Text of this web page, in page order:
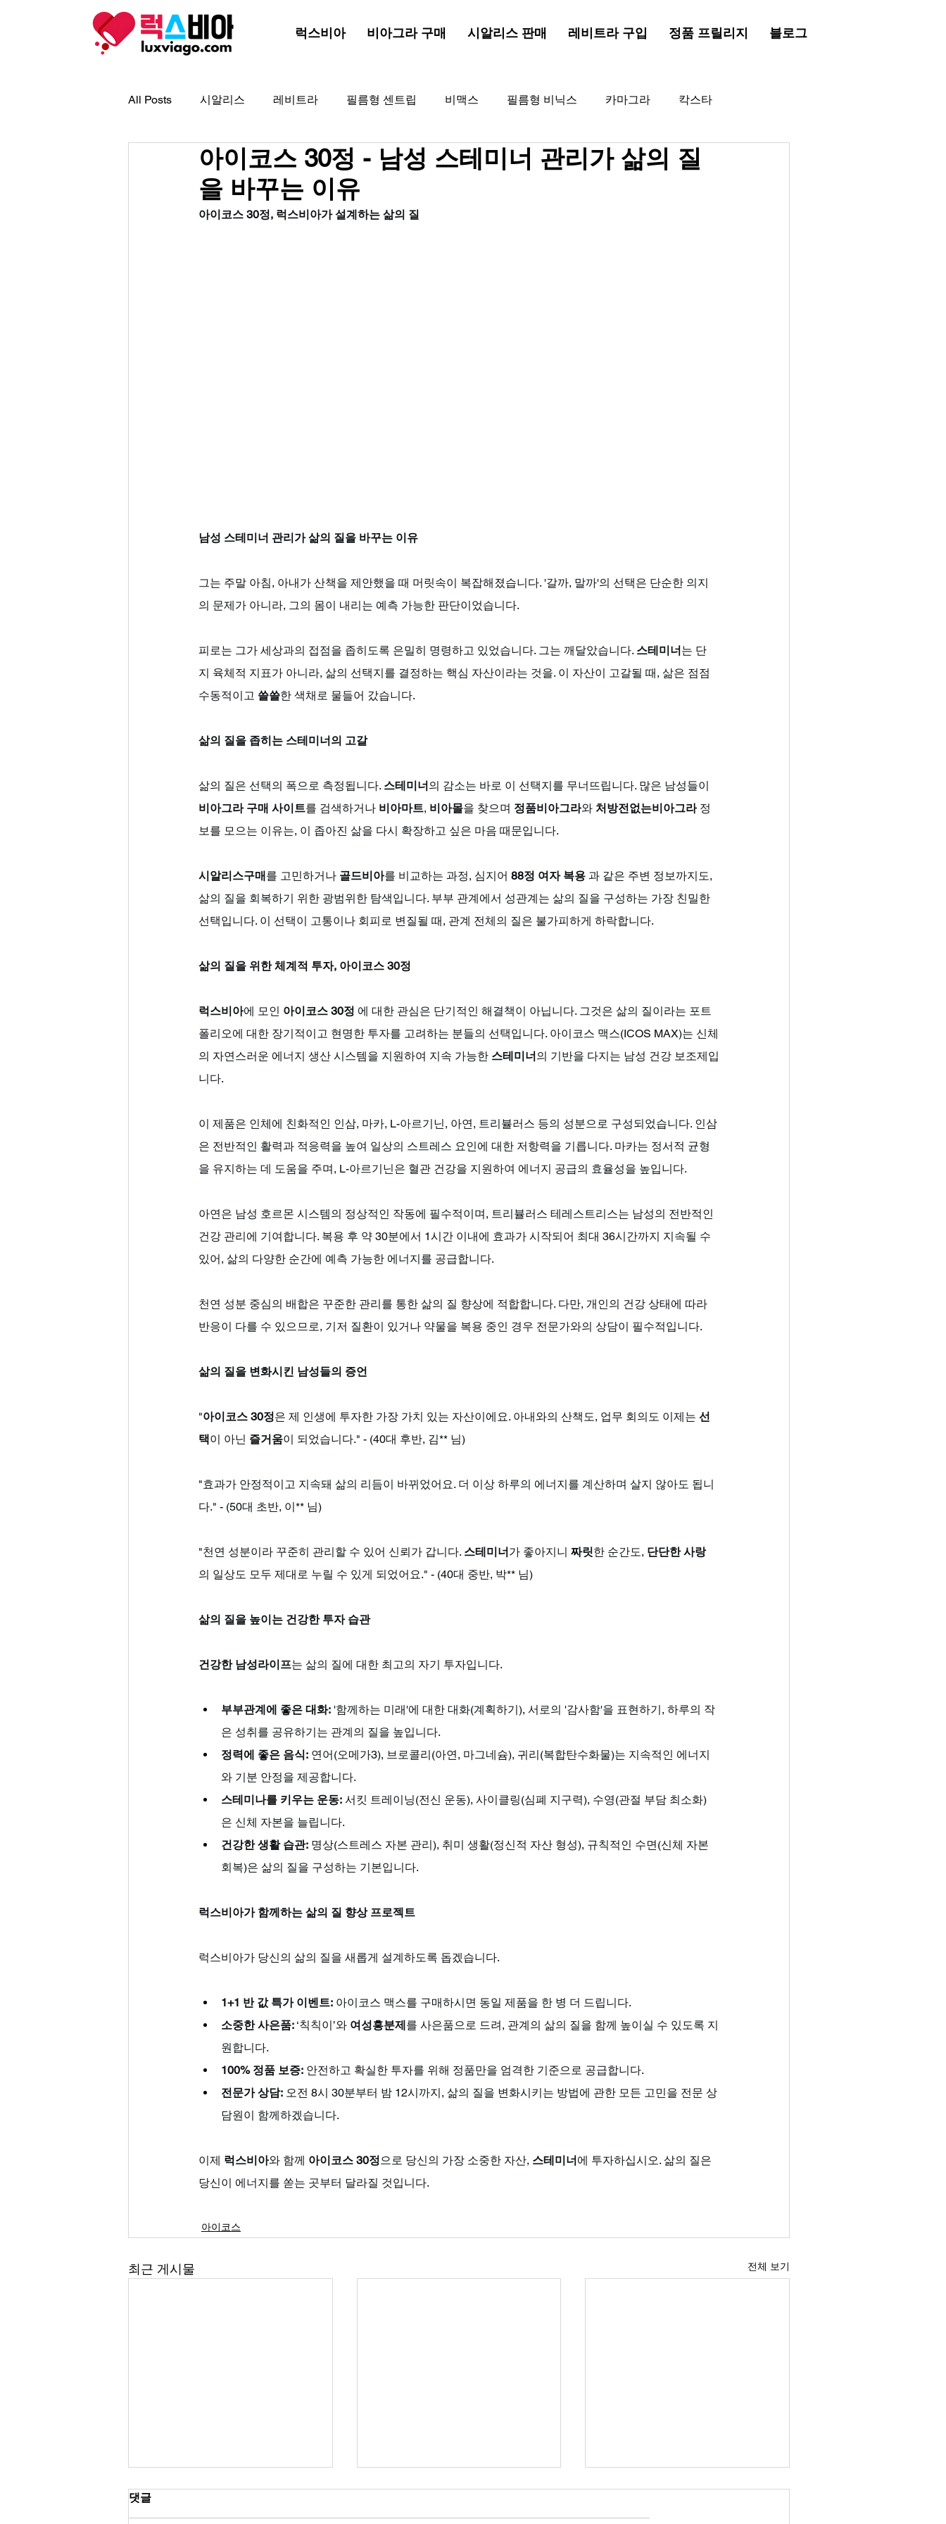
럭스비아 비아그라 구매 시알리스 판매 레비트라 구입 정품 프릴리지 블로그
All Posts 시알리스 레비트라 필름형 센트립 비맥스 필름형 비닉스 카마그라 칵스타
아드레닌 아이코스 골드드래곤 해포쿠 골드비아그라 비아그라 골드시알리스
프로코밀
아이코스 30정 - 남성 스테미너 관리가 삶의 질
을 바꾸는 이유
아이코스 30정, 럭스비아가 설계하는 삶의 질
남성 스테미너 관리가 삶의 질을 바꾸는 이유
그는 주말 아침, 아내가 산책을 제안했을 때 머릿속이 복잡해졌습니다. '갈까, 말까'의 선택은 단순한 의지
의 문제가 아니라, 그의 몸이 내리는 예측 가능한 판단이었습니다.
피로는 그가 세상과의 접점을 좁히도록 은밀히 명령하고 있었습니다. 그는 깨달았습니다. 스테미너는 단
지 육체적 지표가 아니라, 삶의 선택지를 결정하는 핵심 자산이라는 것을. 이 자산이 고갈될 때, 삶은 점점
수동적이고 쓸쓸한 색채로 물들어 갔습니다.
삶의 질을 좁히는 스테미너의 고갈
삶의 질은 선택의 폭으로 측정됩니다. 스테미너의 감소는 바로 이 선택지를 무너뜨립니다. 많은 남성들이
비아그라 구매 사이트를 검색하거나 비아마트, 비아몰을 찾으며 정품비아그라와 처방전없는비아그라 정
보를 모으는 이유는, 이 좁아진 삶을 다시 확장하고 싶은 마음 때문입니다.
시알리스구매를 고민하거나 골드비아를 비교하는 과정, 심지어 88정 여자 복용 과 같은 주변 정보까지도,
삶의 질을 회복하기 위한 광범위한 탐색입니다. 부부 관계에서 성관계는 삶의 질을 구성하는 가장 친밀한
선택입니다. 이 선택이 고통이나 회피로 변질될 때, 관계 전체의 질은 불가피하게 하락합니다.
삶의 질을 위한 체계적 투자, 아이코스 30정
럭스비아에 모인 아이코스 30정 에 대한 관심은 단기적인 해결책이 아닙니다. 그것은 삶의 질이라는 포트
폴리오에 대한 장기적이고 현명한 투자를 고려하는 분들의 선택입니다. 아이코스 맥스(ICOS MAX)는 신체
의 자연스러운 에너지 생산 시스템을 지원하여 지속 가능한 스테미너의 기반을 다지는 남성 건강 보조제입
니다.
이 제품은 인체에 친화적인 인삼, 마카, L-아르기닌, 아연, 트리뷸러스 등의 성분으로 구성되었습니다. 인삼
은 전반적인 활력과 적응력을 높여 일상의 스트레스 요인에 대한 저항력을 기릅니다. 마카는 정서적 균형
을 유지하는 데 도움을 주며, L-아르기닌은 혈관 건강을 지원하여 에너지 공급의 효율성을 높입니다.
아연은 남성 호르몬 시스템의 정상적인 작동에 필수적이며, 트리뷸러스 테레스트리스는 남성의 전반적인
건강 관리에 기여합니다. 복용 후 약 30분에서 1시간 이내에 효과가 시작되어 최대 36시간까지 지속될 수
있어, 삶의 다양한 순간에 예측 가능한 에너지를 공급합니다.
천연 성분 중심의 배합은 꾸준한 관리를 통한 삶의 질 향상에 적합합니다. 다만, 개인의 건강 상태에 따라
반응이 다를 수 있으므로, 기저 질환이 있거나 약물을 복용 중인 경우 전문가와의 상담이 필수적입니다.
삶의 질을 변화시킨 남성들의 증언
"아이코스 30정은 제 인생에 투자한 가장 가치 있는 자산이에요. 아내와의 산책도, 업무 회의도 이제는 선
택이 아닌 즐거움이 되었습니다." - (40대 후반, 김** 님)
"효과가 안정적이고 지속돼 삶의 리듬이 바뀌었어요. 더 이상 하루의 에너지를 계산하며 살지 않아도 됩니
다." - (50대 초반, 이** 님)
"천연 성분이라 꾸준히 관리할 수 있어 신뢰가 갑니다. 스테미너가 좋아지니 짜릿한 순간도, 단단한 사랑
의 일상도 모두 제대로 누릴 수 있게 되었어요." - (40대 중반, 박** 님)
삶의 질을 높이는 건강한 투자 습관
건강한 남성라이프는 삶의 질에 대한 최고의 자기 투자입니다.
부부관계에 좋은 대화: '함께하는 미래'에 대한 대화(계획하기), 서로의 '감사함'을 표현하기, 하루의 작
은 성취를 공유하기는 관계의 질을 높입니다.
정력에 좋은 음식: 연어(오메가3), 브로콜리(아연, 마그네슘), 귀리(복합탄수화물)는 지속적인 에너지
와 기분 안정을 제공합니다.
스테미나를 키우는 운동: 서킷 트레이닝(전신 운동), 사이클링(심폐 지구력), 수영(관절 부담 최소화)
은 신체 자본을 늘립니다.
건강한 생활 습관: 명상(스트레스 자본 관리), 취미 생활(정신적 자산 형성), 규칙적인 수면(신체 자본
회복)은 삶의 질을 구성하는 기본입니다.
럭스비아가 함께하는 삶의 질 향상 프로젝트
럭스비아가 당신의 삶의 질을 새롭게 설계하도록 돕겠습니다.
1+1 반 값 특가 이벤트: 아이코스 맥스를 구매하시면 동일 제품을 한 병 더 드립니다.
소중한 사은품: ‘칙칙이’와 여성흥분제를 사은품으로 드려, 관계의 삶의 질을 함께 높이실 수 있도록 지
원합니다.
100% 정품 보증: 안전하고 확실한 투자를 위해 정품만을 엄격한 기준으로 공급합니다.
전문가 상담: 오전 8시 30분부터 밤 12시까지, 삶의 질을 변화시키는 방법에 관한 모든 고민을 전문 상
담원이 함께하겠습니다.
이제 럭스비아와 함께 아이코스 30정으로 당신의 가장 소중한 자산, 스테미너에 투자하십시오. 삶의 질은
당신이 에너지를 쏟는 곳부터 달라질 것입니다.
아이코스
최근 게시물 전체 보기
댓글